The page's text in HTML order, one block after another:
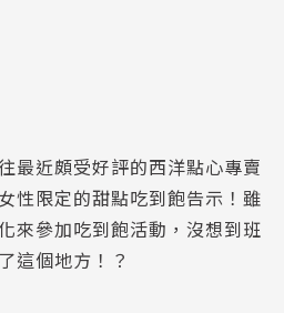
最近頗受好評的西洋點心專賣
性限定的甜點吃到飽告示！雖
來參加吃到飽活動，沒想到班
這個地方！？